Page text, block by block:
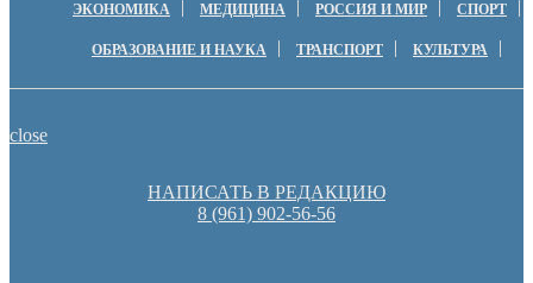
ЭКОНОМИКА МЕДИЦИНА РОССИЯ И МИР СПОРТ
ОБРАЗОВАНИЕ И НАУКА ТРАНСПОРТ КУЛЬТУРА
close
НАПИСАТЬ В РЕДАКЦИЮ
8 (961) 902-56-56